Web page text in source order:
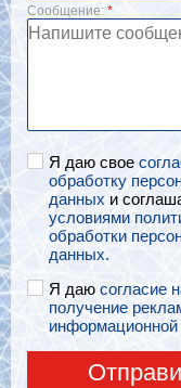
Сообщение: *
Я даю свое
обработку
данных и
условиями
обработки
данных.
Я даю согласие
получение